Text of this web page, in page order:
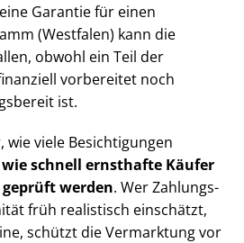
Garantie für einen
(Westfalen) kann die
obwohl ein Teil der
vorbereitet noch
ist.
viele Besichtigungen
wie schnell ernsthafte Käufer
werden. Wer Zah­lungs­
früh realistisch einschätzt,
schützt die Vermarktung vor